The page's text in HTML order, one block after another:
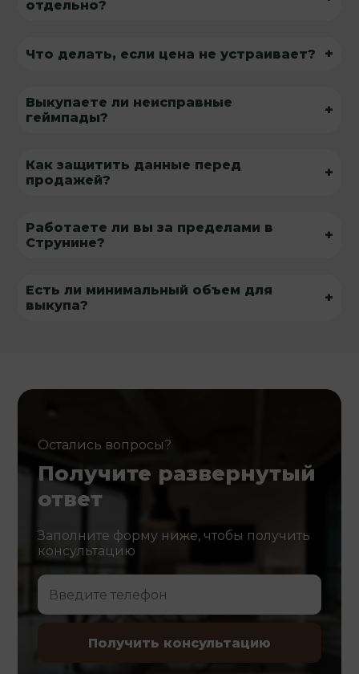
отдельно?
Что делать, если цена не устраивает? +
Выкупаете ли неисправные
геймпады?
+
Как защитить данные перед
продажей?
+
Работаете ли вы за пределами в
Струнине?
+
Есть ли минимальный объем для
выкупа?
+
Остались вопросы?
Получите развернутый
ответ
Заполните форму ниже, чтобы получить
консультацию